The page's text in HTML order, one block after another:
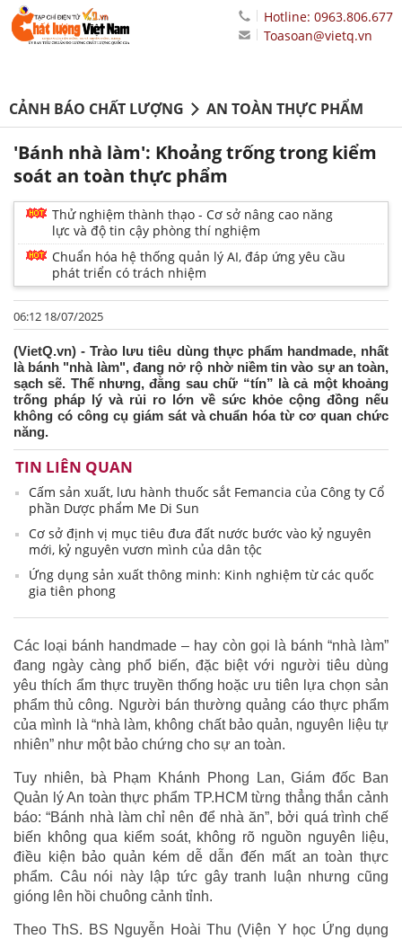
Hotline: 0963.806.677
Toasoan@vietq.vn
CẢNH BÁO CHẤT LƯỢNG AN TOÀN THỰC PHẨM
'Bánh nhà làm': Khoảng trống trong kiểm
soát an toàn thực phẩm
Thử nghiệm thành thạo - Cơ sở nâng cao năng
lực và độ tin cậy phòng thí nghiệm
Chuẩn hóa hệ thống quản lý AI, đáp ứng yêu cầu
phát triển có trách nhiệm
06:12 18/07/2025
(VietQ.vn) - Trào lưu tiêu dùng thực phẩm handmade, nhất
là bánh "nhà làm", đang nở rộ nhờ niềm tin vào sự an toàn,
sạch sẽ. Thế nhưng, đằng sau chữ “tín” là cả một khoảng
trống pháp lý và rủi ro lớn về sức khỏe cộng đồng nếu
không có công cụ giám sát và chuẩn hóa từ cơ quan chức
năng.
TIN LIÊN QUAN
Cấm sản xuất, lưu hành thuốc sắt Femancia của Công ty Cổ
phần Dược phẩm Me Di Sun
Cơ sở định vị mục tiêu đưa đất nước bước vào kỷ nguyên
mới, kỷ nguyên vươn mình của dân tộc
Ứng dụng sản xuất thông minh: Kinh nghiệm từ các quốc
gia tiên phong
Các loại bánh handmade – hay còn gọi là bánh “nhà làm”
đang ngày càng phổ biến, đặc biệt với người tiêu dùng
yêu thích ẩm thực truyền thống hoặc ưu tiên lựa chọn sản
phẩm thủ công. Người bán thường quảng cáo thực phẩm
của mình là “nhà làm, không chất bảo quản, nguyên liệu tự
nhiên” như một bảo chứng cho sự an toàn.
Tuy nhiên, bà Phạm Khánh Phong Lan, Giám đốc Ban
Quản lý An toàn thực phẩm TP.HCM từng thẳng thắn cảnh
báo: “Bánh nhà làm chỉ nên để nhà ăn”, bởi quá trình chế
biến không qua kiểm soát, không rõ nguồn nguyên liệu,
điều kiện bảo quản kém dễ dẫn đến mất an toàn thực
phẩm. Câu nói này lập tức gây tranh luận nhưng cũng
gióng lên hồi chuông cảnh tỉnh.
Theo ThS. BS Nguyễn Hoài Thu (Viện Y học Ứng dụng